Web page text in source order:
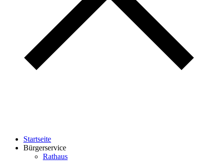
Startseite
Bürgerservice
Rathaus